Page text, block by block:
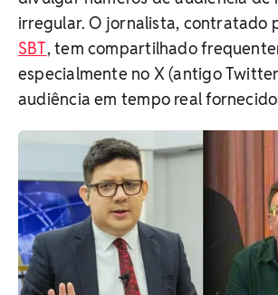
irregular. O jornalista, contratado
SBT, tem compartilhado
especialmente no X (antigo
audiência em tempo real